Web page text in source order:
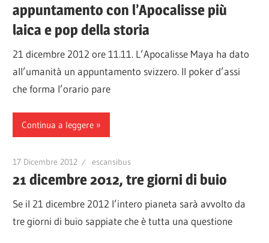
appuntamento con l’Apocalisse più
laica e pop della storia
21 dicembre 2012 ore 11.11. L’Apocalisse Maya ha dato
all’umanità un appuntamento svizzero. Il poker d’assi
che forma l’orario pare
Continua a leggere
17 Dicembre 2012 escansibus
21 dicembre 2012, tre giorni di buio
Se il 21 dicembre 2012 l’intero pianeta sarà avvolto da
tre giorni di buio sappiate che è tutta una questione